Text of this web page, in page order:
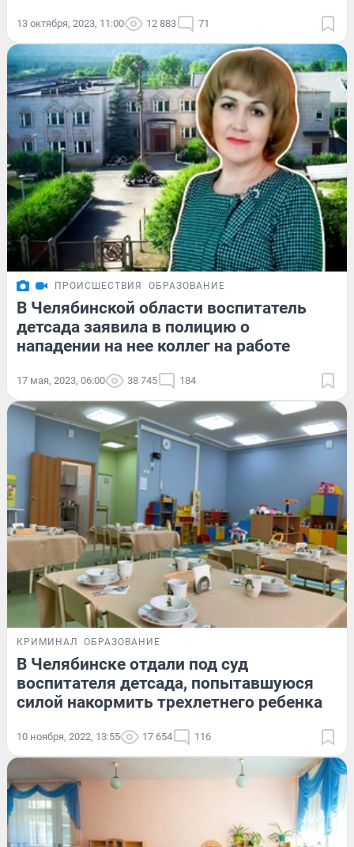
13 октября, 2023, 11:00 12 883 71
ПРОИСШЕСТВИЯ ОБРАЗОВАНИЕ
В Челябинской области воспитатель
детсада заявила в полицию о
нападении на нее коллег на работе
17 мая, 2023, 06:00 38 745 184
КРИМИНАЛ ОБРАЗОВАНИЕ
В Челябинске отдали под суд
воспитателя детсада, попытавшуюся
силой накормить трехлетнего ребенка
10 ноября, 2022, 13:55 17 654 116